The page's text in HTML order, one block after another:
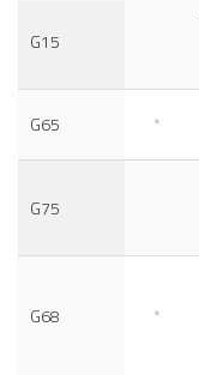
G15
G65 *
G75
G68 *